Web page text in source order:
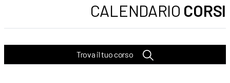
CALENDARIO CORSI
Trova il tuo corso